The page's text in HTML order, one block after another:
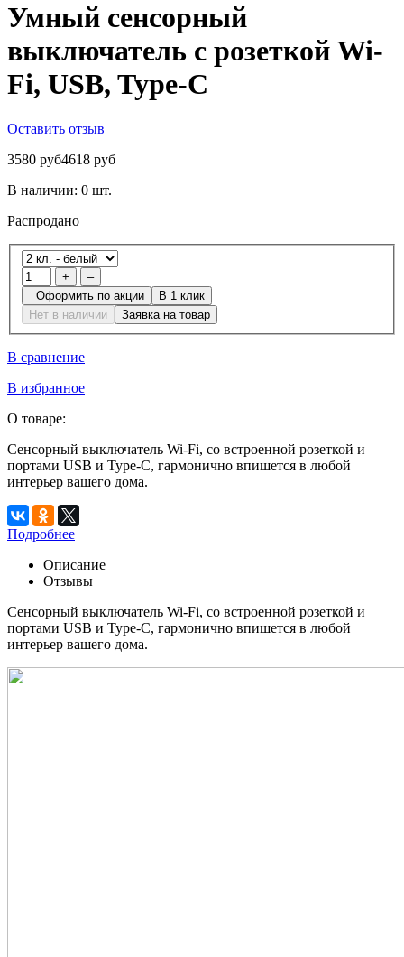
Умный сенсорный
выключатель с розеткой Wi-
Fi, USB, Type-C
Оставить отзыв
3580 руб4618 руб
В наличии: 0 шт.
Распродано
+
–
Оформить по акции
В 1 клик
Нет в наличии
Заявка на товар
В сравнение
В избранное
О товаре:
Сенсорный выключатель Wi-Fi, со встроенной розеткой и
портами USB и Type-C, гармонично впишется в любой
интерьер вашего дома.
Подробнее
Описание
Отзывы
Сенсорный выключатель Wi-Fi, со встроенной розеткой и
портами USB и Type-C, гармонично впишется в любой
интерьер вашего дома.